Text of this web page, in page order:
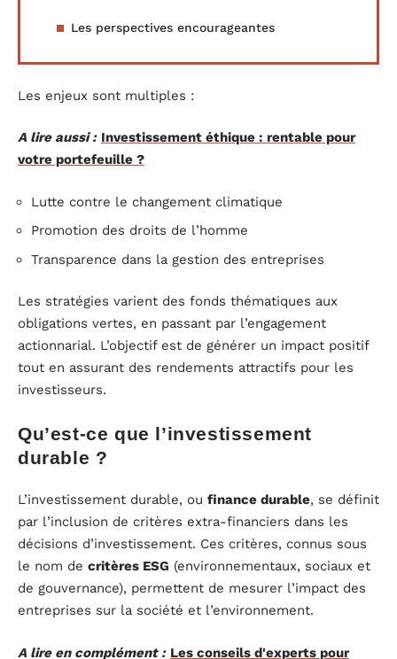
Les perspectives encourageantes
Les enjeux sont multiples :
A lire aussi : Investissement éthique : rentable pour
votre portefeuille ?
Lutte contre le changement climatique
Promotion des droits de l’homme
Transparence dans la gestion des entreprises
Les stratégies varient des fonds thématiques aux
obligations vertes, en passant par l’engagement
actionnarial. L’objectif est de générer un impact positif
tout en assurant des rendements attractifs pour les
investisseurs.
Qu’est-ce que l’investissement
durable ?
L’investissement durable, ou finance durable, se définit
par l’inclusion de critères extra-financiers dans les
décisions d’investissement. Ces critères, connus sous
le nom de critères ESG (environnementaux, sociaux et
de gouvernance), permettent de mesurer l’impact des
entreprises sur la société et l’environnement.
A lire en complément : Les conseils d'experts pour